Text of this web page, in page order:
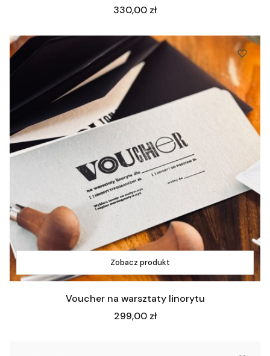
Cena
330,00 zł
Zobacz produkt
Voucher na warsztaty linorytu
Cena
299,00 zł